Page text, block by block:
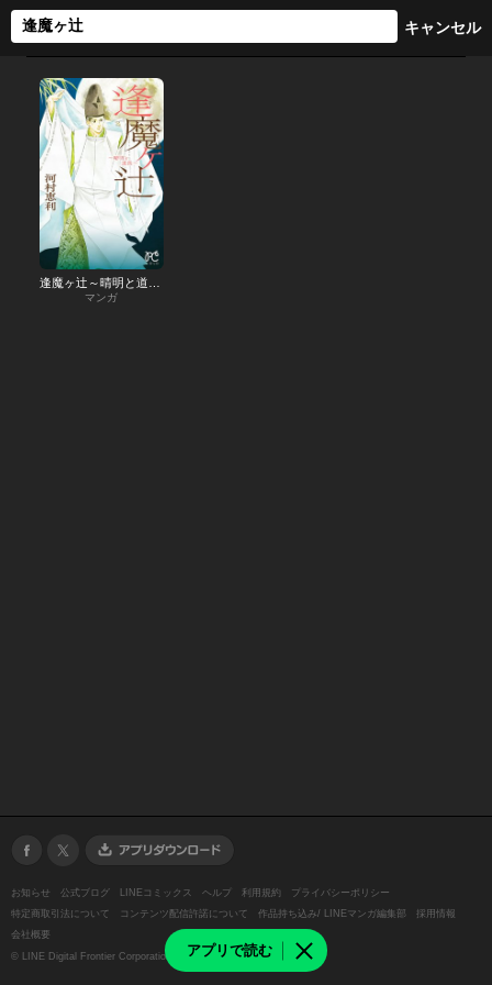
アプリで読む
マンガ
お知らせ 公式ブログ LINEコミックス ヘルプ 利用規約
プライバシーポリシー
特定商取引法について
コンテンツ配信許諾について 作品持ち込み/ LINEマンガ編集部
採用情報
会社概要
© LINE Digital Frontier Corporation